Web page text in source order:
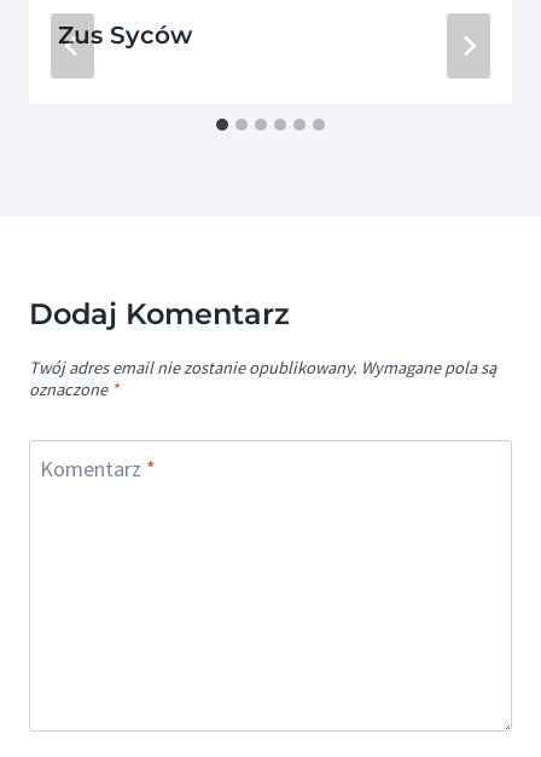
Zus Syców
Dodaj Komentarz
Twój adres email nie zostanie opublikowany. Wymagane pola są
oznaczone *
Komentarz *